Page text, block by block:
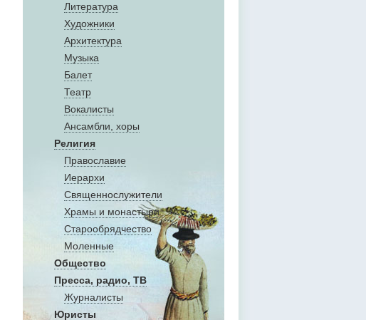
Литература
Художники
Aрхитектура
Музыка
Балет
Театр
Вокалисты
Aнсамбли, хоры
Религия
Православие
Иерархи
Священнослужители
Храмы и монастыри
Старообрядчество
Моленные
Общество
Пресса, радио, ТВ
Журналисты
Юристы